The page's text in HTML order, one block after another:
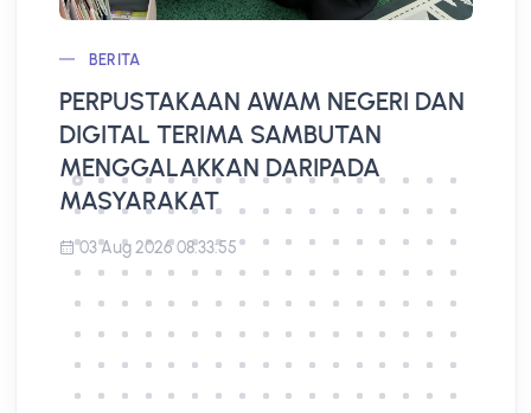
BERITA
PERPUSTAKAAN AWAM NEGERI DAN
DIGITAL TERIMA SAMBUTAN
MENGGALAKKAN DARIPADA
MASYARAKAT
03 Aug 2026 08:33:55